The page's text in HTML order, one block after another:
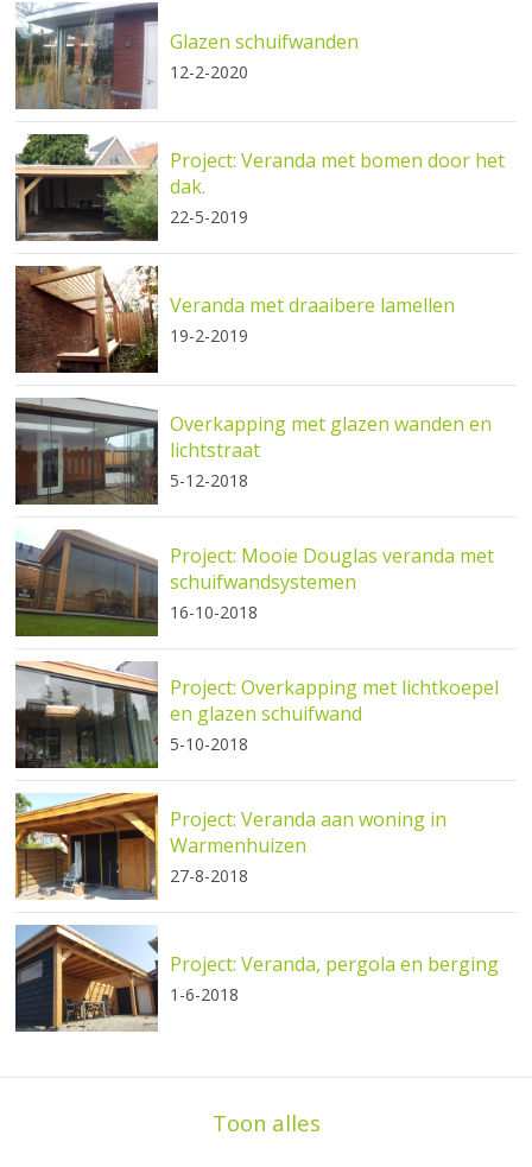
Glazen schuifwanden
12-2-2020
Project: Veranda met bomen door het
dak.
22-5-2019
Veranda met draaibere lamellen
19-2-2019
Overkapping met glazen wanden en
lichtstraat
5-12-2018
Project: Mooie Douglas veranda met
schuifwandsystemen
16-10-2018
Project: Overkapping met lichtkoepel
en glazen schuifwand
5-10-2018
Project: Veranda aan woning in
Warmenhuizen
27-8-2018
Project: Veranda, pergola en berging
1-6-2018
Toon alles